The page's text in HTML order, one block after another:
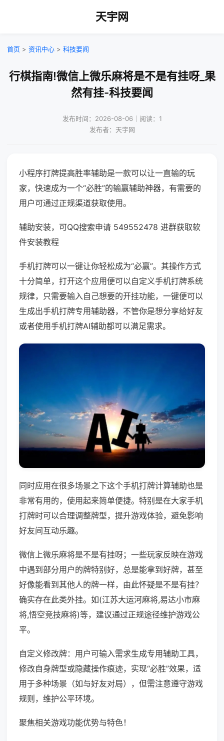
天宇网
首页 > 资讯中心 > 科技要闻
行棋指南!微信上微乐麻将是不是有挂呀_果
然有挂-科技要闻
发布时间：2026-08-06｜阅读：1
发布者：天宇网
小程序打牌提高胜率辅助是一款可以让一直输的玩
家，快速成为一个“必胜”的输赢辅助神器，有需要的
用户可通过正规渠道获取使用。
辅助安装，可QQ搜索申请 549552478 进群获取软
件安装教程
手机打牌可以一键让你轻松成为“必赢”。其操作方式
十分简单，打开这个应用便可以自定义手机打牌系统
规律，只需要输入自己想要的开挂功能，一键便可以
生成出手机打牌专用辅助器，不管你是想分享给好友
或者使用手机打牌AI辅助都可以满足需求。
同时应用在很多场景之下这个手机打牌计算辅助也是
非常有用的，使用起来简单便捷。特别是在大家手机
打牌时可以合理调整牌型，提升游戏体验，避免影响
好友间互动乐趣。
微信上微乐麻将是不是有挂呀；一些玩家反映在游戏
中遇到部分用户的牌特别好，总是能拿到好牌，甚至
好像能看到其他人的牌一样，由此怀疑是不是有挂？
确实存在此类外挂。如(江苏大运河麻将,易达小市麻
将,悟空竞技麻将)等，建议通过正规途径维护游戏公
平。
自定义修改牌：用户可输入需求生成专用辅助工具，
修改自身牌型或隐藏操作痕迹，实现“必胜”效果，适
用于多种场景（如与好友对局），但需注意遵守游戏
规则，维护公平环境。
聚焦相关游戏功能优势与特色！